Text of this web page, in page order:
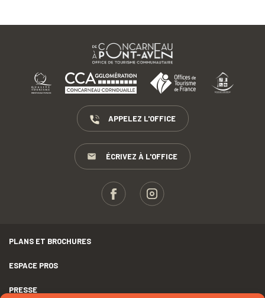
APPELEZ L'OFFICE
ÉCRIVEZ À L'OFFICE
PLANS ET BROCHURES
ESPACE PROS
PRESSE